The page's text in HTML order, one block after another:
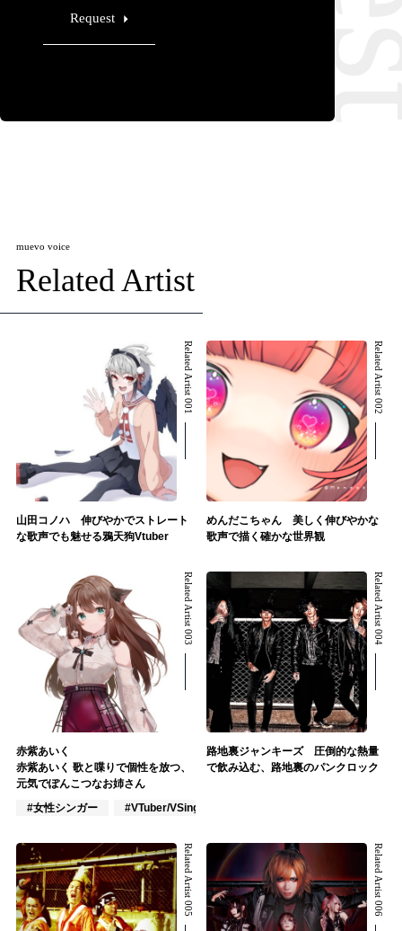
Request
muevo voice
Related Artist
Related Artist 001
山田コノハ 伸びやかでストレート
な歌声でも魅せる鴉天狗Vtuber
Related Artist 002
めんだこちゃん 美しく伸びやかな
歌声で描く確かな世界観
Related Artist 003
赤紫あいく
赤紫あいく 歌と喋りで個性を放つ、
元気でぽんこつなお姉さん
#女性シンガー
#VTuber/VSinger
Related Artist 004
路地裏ジャンキーズ 圧倒的な熱量
で飲み込む、路地裏のパンクロック
Related Artist 005 Related Artist 006